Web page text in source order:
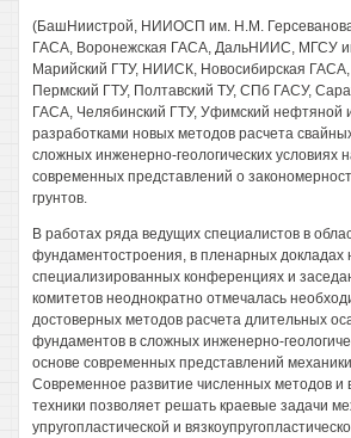
(БашНиистрой, НИИОСП им. Н.М. Герсеванова,
ГАСА, Воронежская ГАСА, ДальНИИС, МГСУ
Марийский ГТУ, НИИСК, Новосибирская
Пермский ГТУ, Полтавский ТУ, СПб ГАСУ,
ГАСА, Челябинский ГТУ, Уфимский нефтяной
разработками новых методов расчета
сложных инженерно-геологических условиях
современных представлений о
грунтов.
В работах ряда ведущих специалистов в
фундаментостроения, в пленарных докладах
специализированных конференциях и
комитетов неоднократно отмечалась
достоверных методов расчета длительных
фундаментов в сложных инженерно-
основе современных представлений механики
Современное развитие численных методов и
техники позволяет решать краевые задачи
упругопластической и